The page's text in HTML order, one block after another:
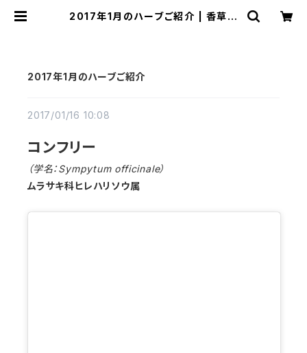
2017年1月のハーブご紹介 | 香草工
2017年1月のハーブご紹介
2017/01/16 10:08
コンフリー
（学名：Sympytum officinale）
ムラサキ科ヒレハリソウ属